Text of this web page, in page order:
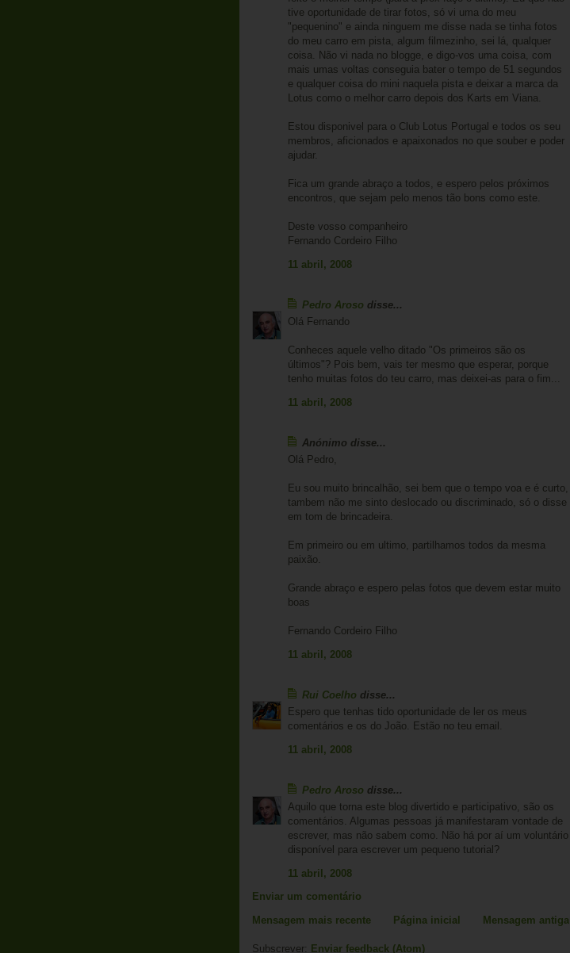
tive oportunidade de tirar fotos, só vi uma do meu
"pequenino" e ainda ninguem me disse nada se tinha fotos
do meu carro em pista, algum filmezinho, sei lá, qualquer
coisa. Não vi nada no blogge, e digo-vos uma coisa, com
mais umas voltas conseguia bater o tempo de 51 segundos
e qualquer coisa do mini naquela pista e deixar a marca da
Lotus como o melhor carro depois dos Karts em Viana.
Estou disponivel para o Club Lotus Portugal e todos os seu
membros, aficionados e apaixonados no que souber e poder
ajudar.
Fica um grande abraço a todos, e espero pelos próximos
encontros, que sejam pelo menos tão bons como este.
Deste vosso companheiro
Fernando Cordeiro Filho
11 abril, 2008
Pedro Aroso disse...
Olá Fernando
Conheces aquele velho ditado "Os primeiros são os
últimos"? Pois bem, vais ter mesmo que esperar, porque
tenho muitas fotos do teu carro, mas deixei-as para o fim...
11 abril, 2008
Anónimo disse...
Olá Pedro,
Eu sou muito brincalhão, sei bem que o tempo voa e é curto,
tambem não me sinto deslocado ou discriminado, só o disse
em tom de brincadeira.
Em primeiro ou em ultimo, partilhamos todos da mesma
paixão.
Grande abraço e espero pelas fotos que devem estar muito
boas
Fernando Cordeiro Filho
11 abril, 2008
Rui Coelho disse...
Espero que tenhas tido oportunidade de ler os meus
comentários e os do João. Estão no teu email.
11 abril, 2008
Pedro Aroso disse...
Aquilo que torna este blog divertido e participativo, são os
comentários. Algumas pessoas já manifestaram vontade de
escrever, mas não sabem como. Não há por aí um voluntário
disponível para escrever um pequeno tutorial?
11 abril, 2008
Enviar um comentário
Mensagem mais recente
Mensagem antiga
Página inicial
Subscrever: Enviar feedback (Atom)